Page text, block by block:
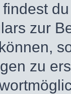
zur
zu